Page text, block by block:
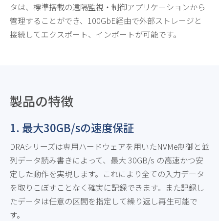
タは、標準搭載の遠隔監視・制御アプリケーションから
管理することができ、100GbE経由で外部ストレージと
接続してエクスポート、インポートが可能です。
製品の特徴
1. 最大30GB/sの速度保証
DRAシリーズは専用ハードウェアを用いたNVMe制御と並
列データ読み書きによって、最大 30GB/s の高速かつ安
定した動作を実現します。これにより全ての入力データ
を取りこぼすことなく確実に記録できます。また記録し
たデータは任意の区間を指定して繰り返し再生可能で
す。